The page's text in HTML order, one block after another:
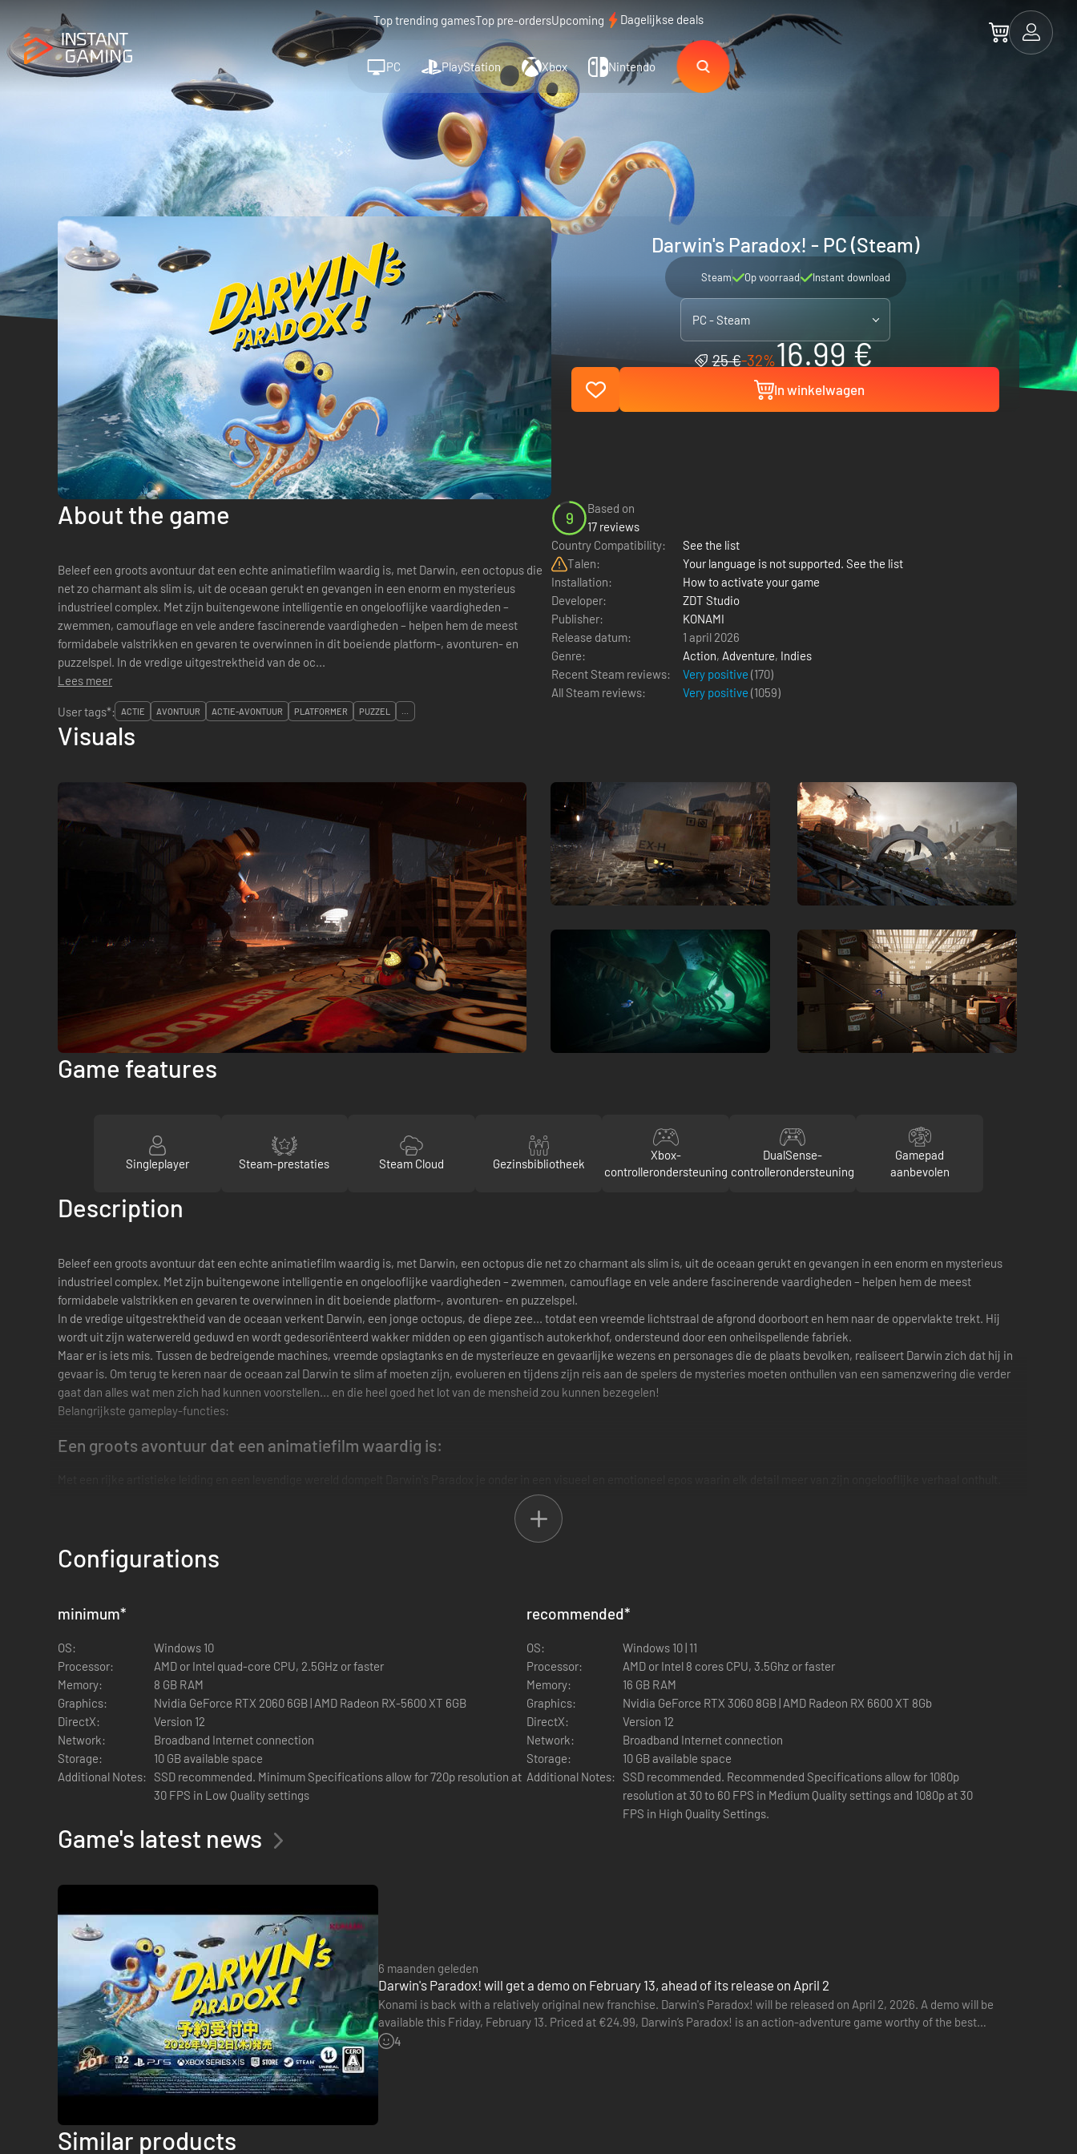
Top trending gamesTop pre-ordersUpcoming Dagelijkse deals
PC PlayStation Xbox Nintendo
Darwin's Paradox! - PC (Steam)
Steam Op voorraad Instant download
PC - Steam
25 €-32%16.99 €
In winkelwagen
About the game
Beleef een groots avontuur dat een echte animatiefilm waardig is, met Darwin, een octopus die
net zo charmant als slim is, uit de oceaan gerukt en gevangen in een enorm en mysterieus
industrieel complex. Met zijn buitengewone intelligentie en ongelooflijke vaardigheden –
zwemmen, camouflage en vele andere fascinerende vaardigheden – helpen hem de meest
formidabele valstrikken en gevaren te overwinnen in dit boeiende platform-, avonturen- en
puzzelspel. In de vredige uitgestrektheid van de oc...
Lees meer
9
Based on
17 reviews
Country Compatibility:
See the list
Talen:
Your language is not supported. See the list
Installation:
How to activate your game
Developer:
ZDT Studio
Publisher:
KONAMI
Release datum:
1 april 2026
Genre:
Action, Adventure, Indies
Recent Steam reviews:
Very positive (170)
All Steam reviews:
Very positive (1059)
User tags*:
ACTIE AVONTUUR ACTIE-AVONTUUR PLATFORMER PUZZEL ...
Visuals
Game features
Singleplayer Steam-prestaties Steam Cloud Gezinsbibliotheek
Xbox-
controllerondersteuning
DualSense-
controllerondersteuning
Gamepad
aanbevolen
Description
Beleef een groots avontuur dat een echte animatiefilm waardig is, met Darwin, een octopus die net zo charmant als slim is, uit de oceaan gerukt en gevangen in een enorm en mysterieus
industrieel complex. Met zijn buitengewone intelligentie en ongelooflijke vaardigheden – zwemmen, camouflage en vele andere fascinerende vaardigheden – helpen hem de meest
formidabele valstrikken en gevaren te overwinnen in dit boeiende platform-, avonturen- en puzzelspel.
In de vredige uitgestrektheid van de oceaan verkent Darwin, een jonge octopus, de diepe zee... totdat een vreemde lichtstraal de afgrond doorboort en hem naar de oppervlakte trekt. Hij
wordt uit zijn waterwereld geduwd en wordt gedesoriënteerd wakker midden op een gigantisch autokerkhof, ondersteund door een onheilspellende fabriek.
Maar er is iets mis. Tussen de bedreigende machines, vreemde opslagtanks en de mysterieuze en gevaarlijke wezens en personages die de plaats bevolken, realiseert Darwin zich dat hij in
gevaar is. Om terug te keren naar de oceaan zal Darwin te slim af moeten zijn, evolueren en tijdens zijn reis aan de spelers de mysteries moeten onthullen van een samenzwering die verder
gaat dan alles wat men zich had kunnen voorstellen... en die heel goed het lot van de mensheid zou kunnen bezegelen!
Belangrijkste gameplay-functies:
Een groots avontuur dat een animatiefilm waardig is:
Originele gameplay:
De game biedt een perfecte balans tussen platformscènes en momenten van puzzels oplossen: zwem, verstop je, infiltreer, spring en gebruik de buitengewone vaardigheden van een
octopus om verder te komen in je avontuur, aan gevaarlijke situaties te ontsnappen of de vele puzzels in de game op te lossen.
Configurations
minimum*
OS:
Windows 10
Processor:
AMD or Intel quad-core CPU, 2.5GHz or faster
Memory:
8 GB RAM
Graphics:
Nvidia GeForce RTX 2060 6GB | AMD Radeon RX-5600 XT 6GB
DirectX:
Version 12
Network:
Broadband Internet connection
Storage:
10 GB available space
Additional Notes:
SSD recommended. Minimum Specifications allow for 720p resolution at
30 FPS in Low Quality settings
recommended*
OS:
Windows 10 | 11
Processor:
AMD or Intel 8 cores CPU, 3.5Ghz or faster
Memory:
16 GB RAM
Graphics:
Nvidia GeForce RTX 3060 8GB | AMD Radeon RX 6600 XT 8Gb
DirectX:
Version 12
Network:
Broadband Internet connection
Storage:
10 GB available space
Additional Notes:
SSD recommended. Recommended Specifications allow for 1080p
resolution at 30 to 60 FPS in Medium Quality settings and 1080p at 30
FPS in High Quality Settings.
Game's latest news
6 maanden geleden
Darwin's Paradox! will get a demo on February 13, ahead of its release on April 2
Konami is back with a relatively original new franchise. Darwin's Paradox! will be released on April 2, 2026. A demo will be
available this Friday, February 13. Priced at €24.99, Darwin’s Paradox! is an action-adventure game worthy of the best
animated films. We play as Darwin, a young octopus who finds…
4
Similar products